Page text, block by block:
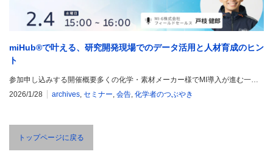
miHub®で叶える、研究開発現場でのデータ活用と人材育成のヒン
ト
参加申し込みする開催概要多くの化学・素材メーカー様でMI導入が進む一…
2026/1/28
archives, セミナー, 会告, 化学者のつぶやき
トップページに戻る